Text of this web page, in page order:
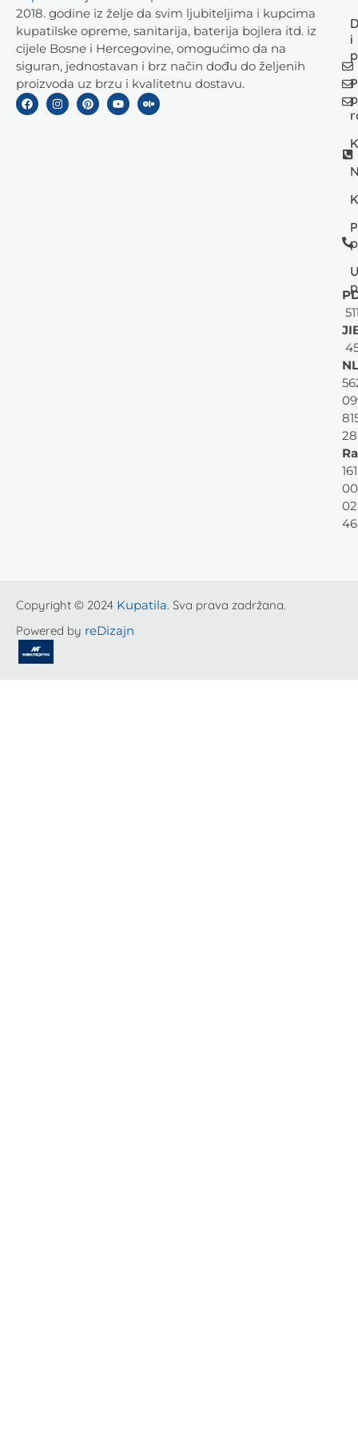
2018. godine iz želje da svim ljubiteljima i kupcima
kupatilske opreme, sanitarija, baterija bojlera itd. iz
cijele Bosne i Hercegovine, omogućimo da na
siguran, jednostavan i brz način dođu do željenih
proizvoda uz brzu i kvalitetnu dostavu.
i
28
46
Copyright © 2024 Kupatila. Sva prava zadržana.
Powered by reDizajn